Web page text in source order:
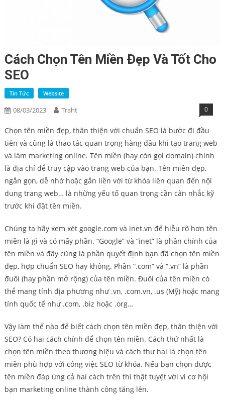
Cách Chọn Tên Miền Đẹp Và Tốt Cho
SEO
Tin Tức Website
08/03/2023 Traht 0
Chọn tên miền đẹp, thân thiện với chuẩn SEO là bước đi đầu
tiên và cũng là thao tác quan trọng hàng đầu khi tạo trang web
và làm marketing online. Tên miền (hay còn gọi domain) chính
là địa chỉ để truy cập vào trang web của bạn. Tên miền đẹp,
ngắn gọn, dễ nhớ hoặc gắn liền với từ khóa liên quan đến nội
dung trang web… là những yếu tố quan trọng cần cân nhắc kỹ
trước khi đặt tên miền.
Chúng ta hãy xem xét google.com và inet.vn để hiễu rõ hơn tên
miền là gì và có mấy phần. “Google” và “inet” là phần chính của
tên miền và đây cũng là phần quyết định bạn đã chọn tên miền
đẹp, hợp chuẩn SEO hay không. Phần “.com” và “.vn” là phần
đuôi (hay phần mở rộng) của tên miền. Đuôi của tên miền có
thể mang tính địa phương như .vn, .com.vn, .us (Mỹ) hoặc mang
tính quốc tế như .com, .biz hoặc .org…
Vậy làm thế nào để biết cách chọn tên miền đẹp, thân thiện với
SEO? Có hai cách chính để chọn tên miền. Cách thứ nhất là
chọn tên miền theo thương hiệu và cách thư hai là chọn tên
miền phù hợp với công việc SEO từ khóa. Nếu bạn chọn được
tên miền đáp ứng cả hai cách trên thì thật tuyệt vời vì cơ hội
bạn marketing online thành công tăng lên.